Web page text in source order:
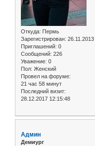
Откуда: Пермь
Зарегистрирован: 26.11.2013
Приглашений: 0
Сообщений: 226
Уважение: 0
Пол: Женский
Провел на форуме:
21 час 58 минут
Последний визит:
28.12.2017 12:15:48
Админ
Демиург